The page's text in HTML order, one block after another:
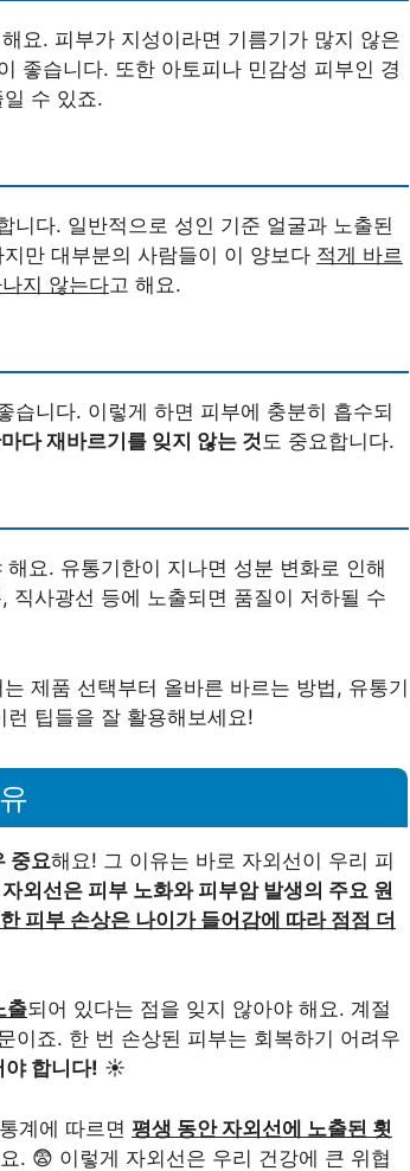
요. 피부가 지성이라면 기름기가 많지 않은
좋습니다. 또한 아토피나 민감성 피부인 경
수 있죠.
니다. 일반적으로 성인 기준 얼굴과 노출된
만 대부분의 사람들이 이 양보다 적게 바르
지 않는다고 해요.
습니다. 이렇게 하면 피부에 충분히 흡수되
다 재바르기를 잊지 않는 것도 중요합니다.
해요. 유통기한이 지나면 성분 변화로 인해
직사광선 등에 노출되면 품질이 저하될 수
제품 선택부터 올바른 바르는 방법, 유통기
팁들을 잘 활용해보세요!
중요해요! 그 이유는 바로 자외선이 우리 피
자외선은 피부 노화와 피부암 발생의 주요 원
피부 손상은 나이가 들어감에 따라 점점 더
출되어 있다는 점을 잊지 않아야 해요. 계절
이죠. 한 번 손상된 피부는 회복하기 어려우
합니다! ☀️
계에 따르면 평생 동안 자외선에 노출된 횟
. 😨 이렇게 자외선은 우리 건강에 큰 위협